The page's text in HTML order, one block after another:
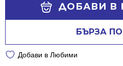
ДОБАВИ В
БЪРЗА
Добави в Любими